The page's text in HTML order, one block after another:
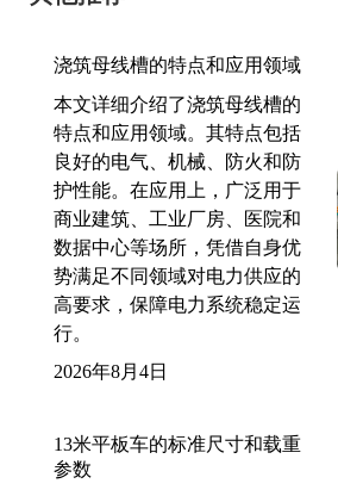
浇筑母线槽的特点和应用领域
本文详细介绍了浇筑母线槽的
特点和应用领域。其特点包括
良好的电气、机械、防火和防
护性能。在应用上，广泛用于
商业建筑、工业厂房、医院和
数据中心等场所，凭借自身优
势满足不同领域对电力供应的
高要求，保障电力系统稳定运
行。
2026年8月4日
13米平板车的标准尺寸和载重
参数